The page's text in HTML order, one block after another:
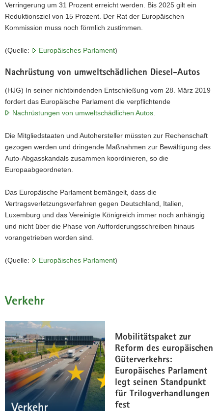
Verringerung um 31 Prozent erreicht werden. Bis 2025 gilt ein
Reduktionsziel von 15 Prozent. Der Rat der Europäischen
Kommission muss noch förmlich zustimmen.
(Quelle: Europäisches Parlament)
Nachrüstung von umweltschädlichen Diesel-Autos
(HJG) In seiner nichtbindenden Entschließung vom 28. März 2019
fordert das Europäische Parlament die verpflichtende
Nachrüstungen von umweltschädlichen Autos
Die Mitgliedstaaten und Autohersteller müssten zur Rechenschaft
gezogen werden und dringende Maßnahmen zur Bewältigung des
Auto-Abgasskandals zusammen koordinieren, so die
Europaabgeordneten.
Das Europäische Parlament bemängelt, dass die
Vertragsverletzungsverfahren gegen Deutschland, Italien,
Luxemburg und das Vereinigte Königreich immer noch anhängig
und nicht über die Phase von Aufforderungsschreiben hinaus
vorangetrieben worden sind.
(Quelle: Europäisches Parlament)
Verkehr
Mobilitätspaket zur
Reform des europäischen
Güterverkehrs:
Europäisches Parlament
legt seinen Standpunkt
für Trilogverhandlungen
fest